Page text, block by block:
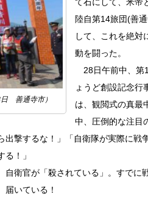
善通寺市）
陸自第14旅団(善
して、これを絶対
動を闘った。
28日午前中、第
ょうど創設記念
は、観閲式の真最
中、圧倒的な注目
撃するな！」「自衛隊が実際に戦
！」
衛官が「殺されている」。すでに
届いている！